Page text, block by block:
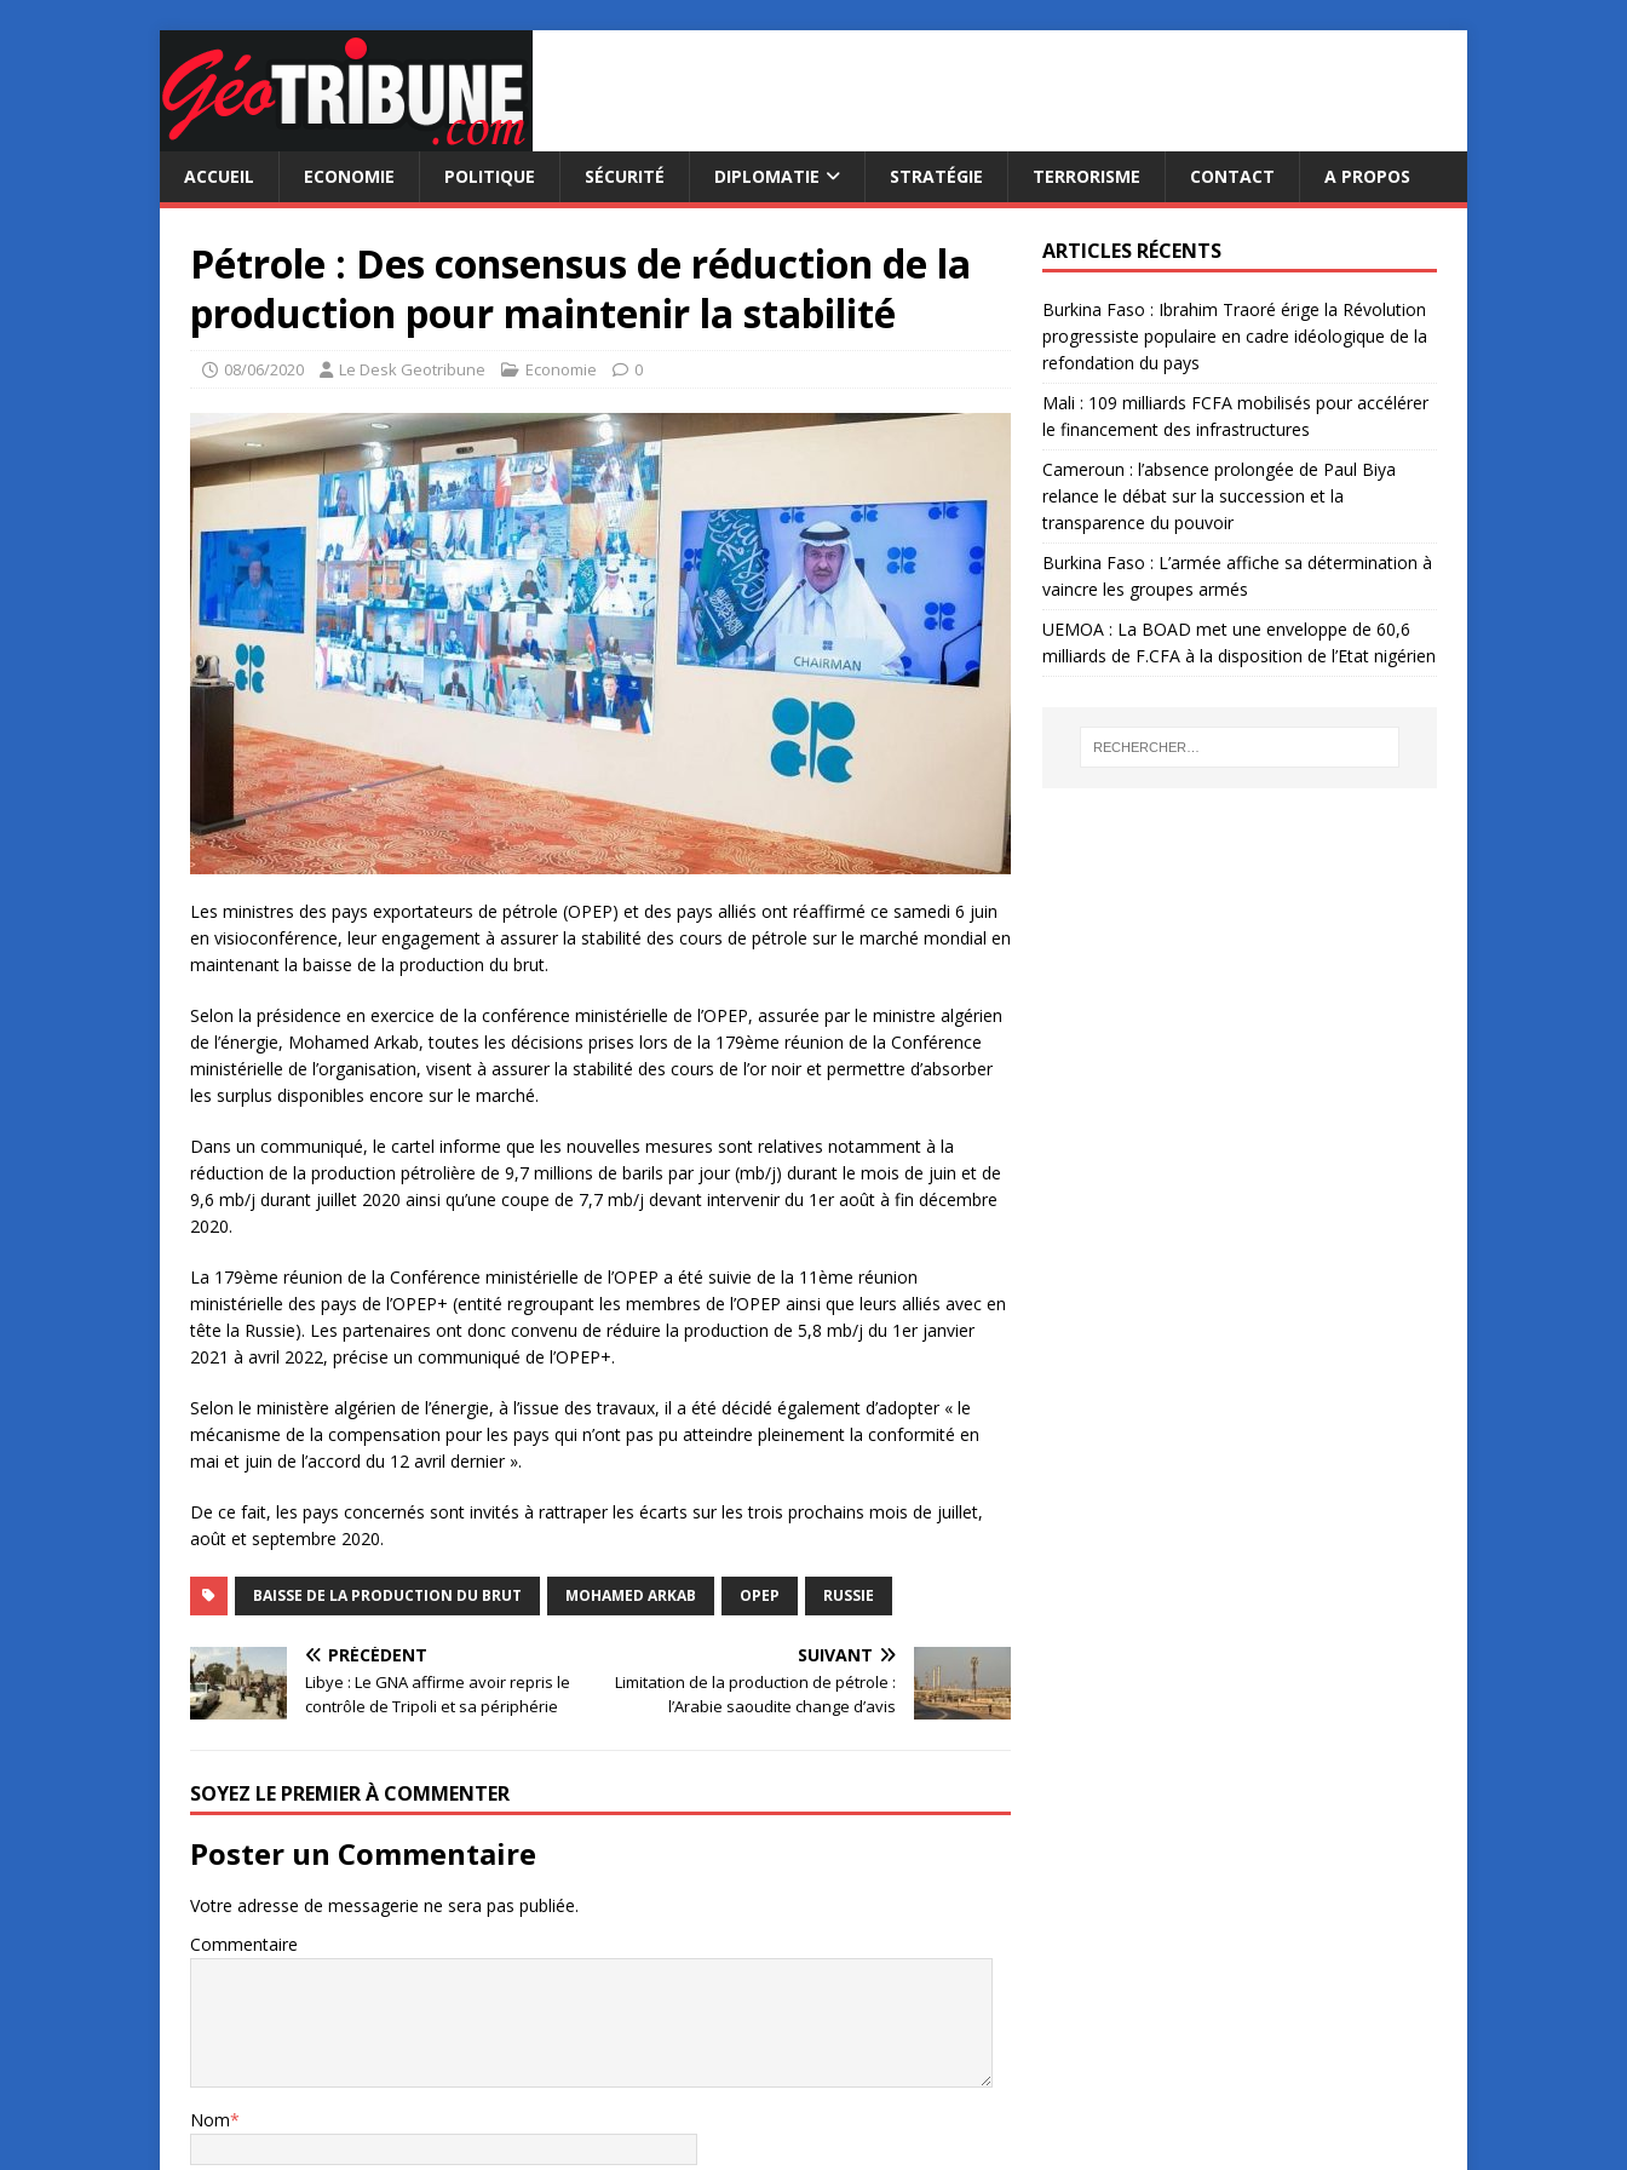
ACCUEIL ECONOMIE POLITIQUE SÉCURITÉ DIPLOMATIE STRATÉGIE TERRORISME CONTACT A PROPOS
Pétrole : Des consensus de réduction de la
production pour maintenir la stabilité
08/06/2020 Le Desk Geotribune Economie 0
Les ministres des pays exportateurs de pétrole (OPEP) et des pays alliés ont réaffirmé ce samedi 6 juin
en visioconférence, leur engagement à assurer la stabilité des cours de pétrole sur le marché mondial en
maintenant la baisse de la production du brut.
Selon la présidence en exercice de la conférence ministérielle de l’OPEP, assurée par le ministre algérien
de l’énergie, Mohamed Arkab, toutes les décisions prises lors de la 179ème réunion de la Conférence
ministérielle de l’organisation, visent à assurer la stabilité des cours de l’or noir et permettre d’absorber
les surplus disponibles encore sur le marché.
Dans un communiqué, le cartel informe que les nouvelles mesures sont relatives notamment à la
réduction de la production pétrolière de 9,7 millions de barils par jour (mb/j) durant le mois de juin et de
9,6 mb/j durant juillet 2020 ainsi qu’une coupe de 7,7 mb/j devant intervenir du 1eraoût à fin décembre
2020.
La 179ème réunion de la Conférence ministérielle de l’OPEP a été suivie de la 11ème réunion
ministérielle des pays de l’OPEP+ (entité regroupant les membres de l’OPEP ainsi que leurs alliés avec en
tête la Russie). Les partenaires ont donc convenu de réduire la production de 5,8 mb/j du 1erjanvier
2021 à avril 2022, précise un communiqué de l’OPEP+.
Selon le ministère algérien de l’énergie, à l’issue des travaux, il a été décidé également d’adopter « le
mécanisme de la compensation pour les pays qui n’ont pas pu atteindre pleinement la conformité en
mai et juin de l’accord du 12 avril dernier ».
De ce fait, les pays concernés sont invités à rattraper les écarts sur les trois prochains mois de juillet,
août et septembre 2020.
BAISSE DE LA PRODUCTION DU BRUT MOHAMED ARKAB OPEP RUSSIE
PRÉCÉDENT
Libye : Le GNA affirme avoir repris le
contrôle de Tripoli et sa périphérie
SUIVANT
Limitation de la production de pétrole :
l’Arabie saoudite change d’avis
SOYEZ LE PREMIER À COMMENTER
Poster un Commentaire
Votre adresse de messagerie ne sera pas publiée.
Commentaire
Nom*
ARTICLES RÉCENTS
Burkina Faso : Ibrahim Traoré érige la Révolution
progressiste populaire en cadre idéologique de la
refondation du pays
Mali : 109 milliards FCFA mobilisés pour accélérer
le financement des infrastructures
Cameroun : l’absence prolongée de Paul Biya
relance le débat sur la succession et la
transparence du pouvoir
Burkina Faso : L’armée affiche sa détermination à
vaincre les groupes armés
UEMOA : La BOAD met une enveloppe de 60,6
milliards de F.CFA à la disposition de l’Etat nigérien